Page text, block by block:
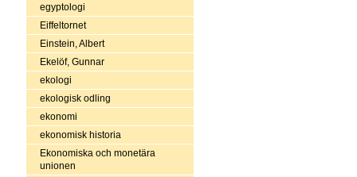
egyptologi
Eiffeltornet
Einstein, Albert
Ekelöf, Gunnar
ekologi
ekologisk odling
ekonomi
ekonomisk historia
Ekonomiska och monetära
unionen